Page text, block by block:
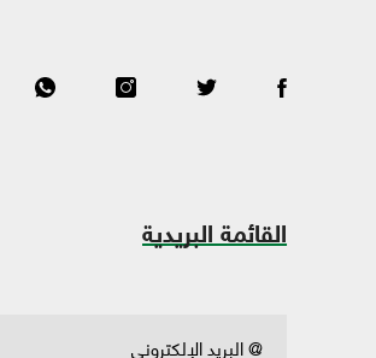
القائمة البريدية